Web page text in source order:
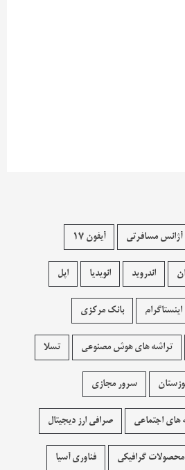
آژانس مسافرتی آیفون 17
اندروید انویدیا اپل
اینستاگرام بانک مرکزی
تراشه های هوش مصنوعی تسلا
سرور مجازی
های اجتماعی صرافی ارز دیجیتال
گرافيکی فناوری آسیا